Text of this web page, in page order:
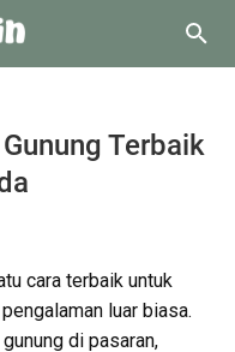
Terbaik
cara terbaik untuk
luar biasa.
di pasaran,